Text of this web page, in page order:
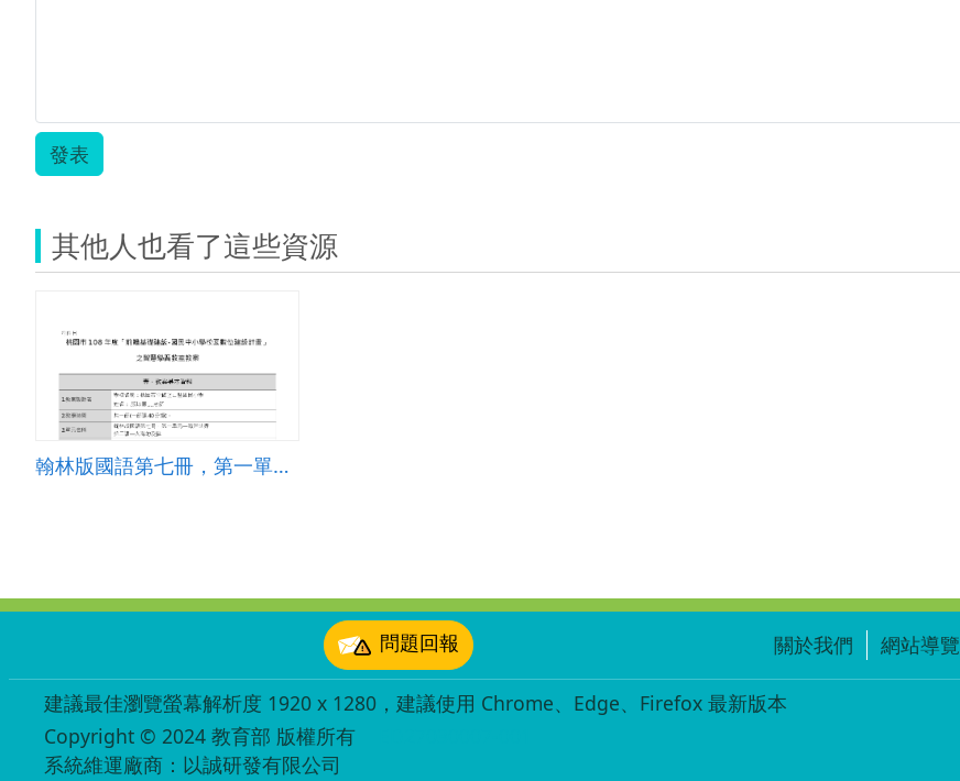
小
教
發表
其他人也看了這些資源
翰林版國語第七冊，第一單元―海洋世界 第二課―大海的旋律
問題回報 關於我們 網站導覽
建議最佳瀏覽螢幕解析度 1920 x 1280，建議使用 Chrome、Edge、Firefox 最新版本
Copyright © 2024 教育部 版權所有
系統維運廠商：以誠研發有限公司